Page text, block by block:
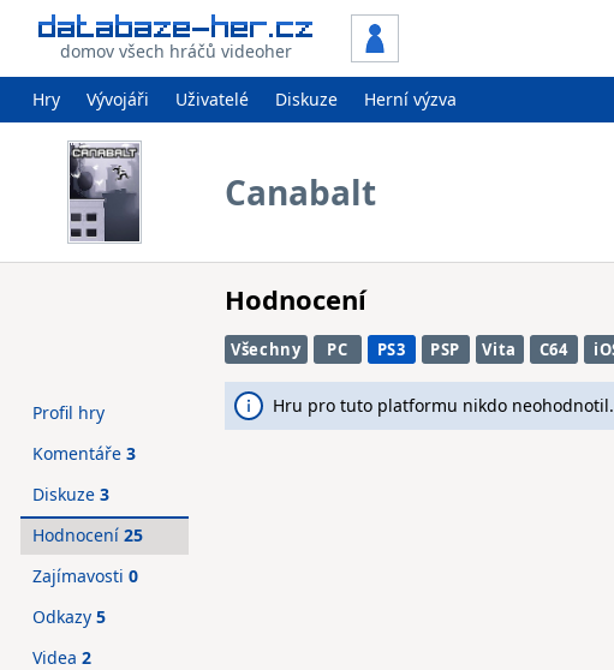
domov všech hráčů videoher
Hry Vývojáři Uživatelé Diskuze Herní výzva
Canabalt
Hodnocení
Všechny PC PS3 PSP Vita C64
Hru pro tuto platformu nikdo neohodnotil.
Profil hry
Komentáře 3
Diskuze 3
Hodnocení 25
Zajímavosti 0
Odkazy 5
Videa 2